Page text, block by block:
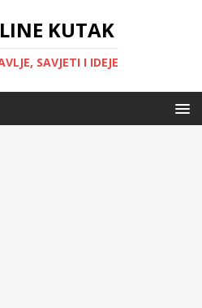
KUTAK
SAVJETI I IDEJE